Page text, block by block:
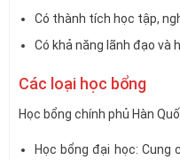
Có thành tích học tập,
Có khả năng lãnh đạo và
Các loại học bổng
Học bổng chính phủ Hàn
Học bổng đại học: